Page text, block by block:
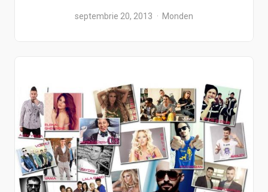
septembrie 20, 2013 Monden